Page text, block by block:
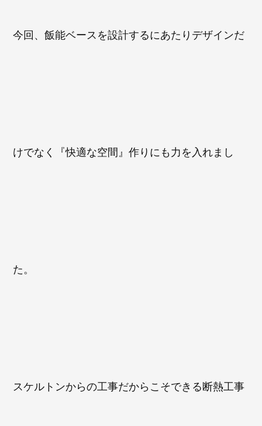
今回、飯能ベースを設計するにあたりデザインだ
けでなく『快適な空間』作りにも力を入れまし
た。
スケルトンからの工事だからこそできる断熱工事